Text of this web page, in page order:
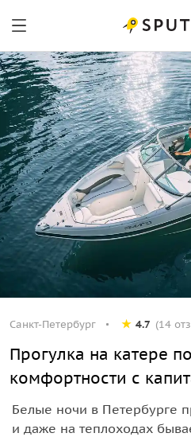
Санкт-Петербург 4.7 (14
Прогулка на катере
комфортности с
Белые ночи в Петербурге
и даже на теплоходах